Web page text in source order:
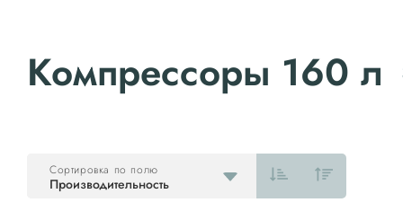
Компрессоры 160 л
Производительность
Сортировка по полю